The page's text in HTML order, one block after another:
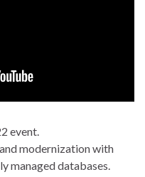
event.
modernization with
managed databases.